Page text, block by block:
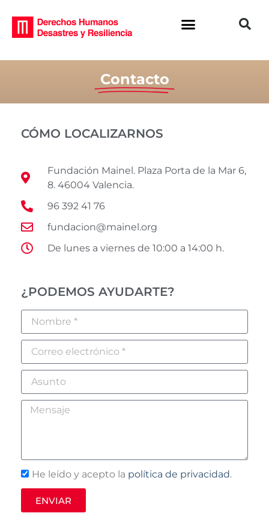
Contacto
CÓMO LOCALIZARNOS
Fundación Mainel. Plaza Porta de la Mar 6,
8. 46004 Valencia.
96 392 41 76
fundacion@mainel.org
De lunes a viernes de 10:00 a 14:00 h.
¿PODEMOS AYUDARTE?
He leído y acepto la política de privacidad.
ENVIAR